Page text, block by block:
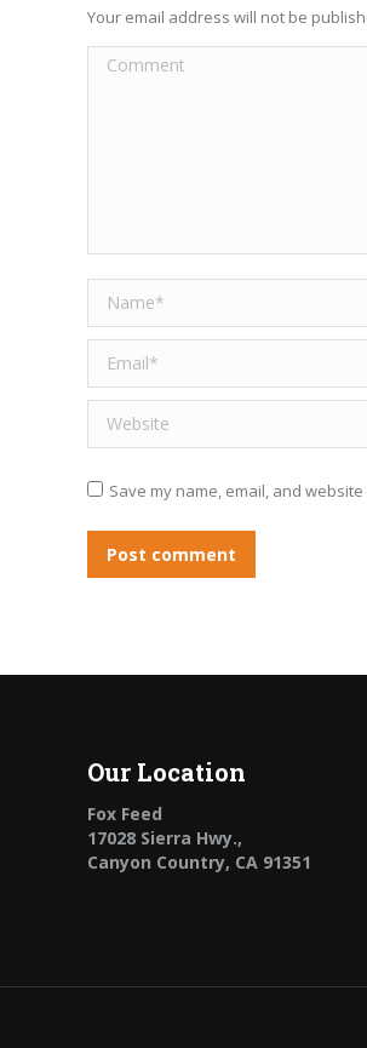
Your email address will not be
Comment
Name *
Email *
Website
Save my name, email, and
Post comment
Our Location
Fox Feed
17028 Sierra Hwy.,
Canyon Country, CA 91351